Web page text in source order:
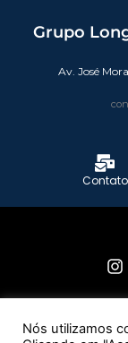
Grupo
Av. José
Contato
Nós utilizamos